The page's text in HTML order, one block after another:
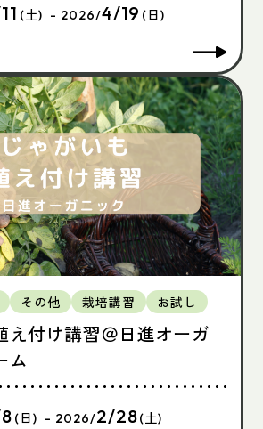
(土) - 2026/4/19 (日)
その他 栽培講習 お試し
え付け講習＠日進オーガ
ム
(日) - 2026/2/28(土)